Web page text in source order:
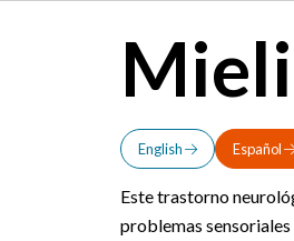
English Español
Este trastorno
problemas